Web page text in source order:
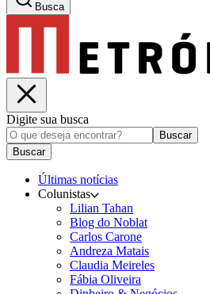
Busca
Digite sua busca
Buscar
Buscar
Últimas notícias
Colunistas
Lilian Tahan
Blog do Noblat
Carlos Carone
Andreza Matais
Claudia Meireles
Fábia Oliveira